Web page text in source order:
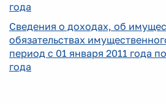
года
Сведения о доходах, об
обязательствах
период с 01 января 2011 года
года